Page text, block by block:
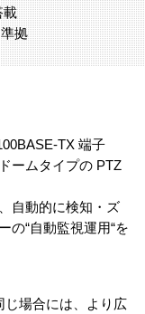
載
拠
TX 端子
ームタイプの PTZ
自動的に検知・ズ
の“自動監視運用“を
場合には、より広